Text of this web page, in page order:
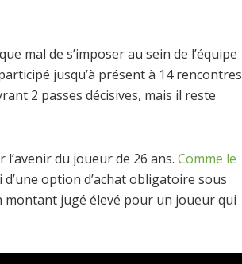
mal de s’imposer au sein de l’équipe
jusqu’à présent à 14 rencontres
2 passes décisives, mais il reste
du joueur de 26 ans. Comme le
option d’achat obligatoire sous
montant jugé élevé pour un joueur qui